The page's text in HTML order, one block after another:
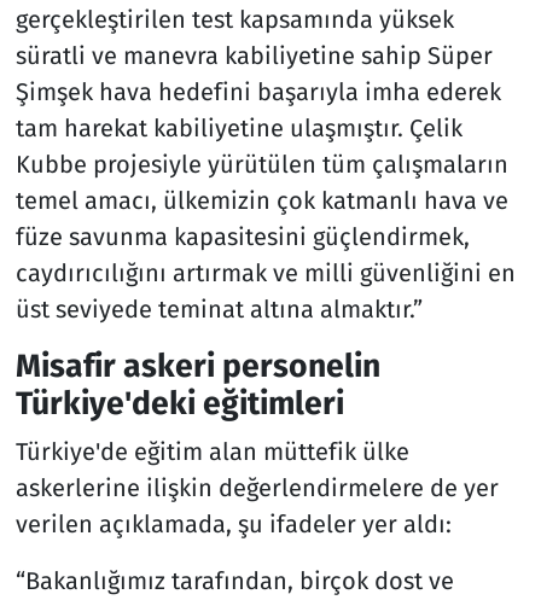
gerçekleştirilen test kapsamında yüksek
süratli ve manevra kabiliyetine sahip Süper
Şimşek hava hedefini başarıyla imha ederek
tam harekat kabiliyetine ulaşmıştır. Çelik
Kubbe projesiyle yürütülen tüm çalışmaların
temel amacı, ülkemizin çok katmanlı hava ve
füze savunma kapasitesini güçlendirmek,
caydırıcılığını artırmak ve milli güvenliğini en
üst seviyede teminat altına almaktır.”
Misafir askeri personelin
Türkiye'deki eğitimleri
Türkiye'de eğitim alan müttefik ülke
askerlerine ilişkin değerlendirmelere de yer
verilen açıklamada, şu ifadeler yer aldı:
“Bakanlığımız tarafından, birçok dost ve